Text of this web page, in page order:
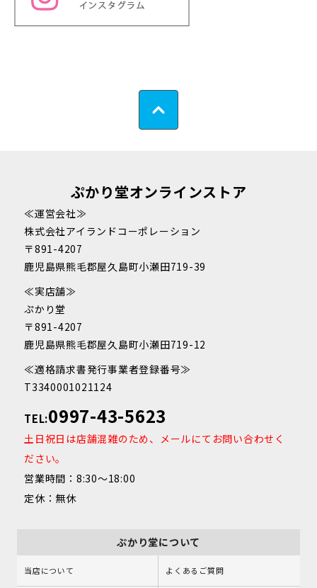
ぷかり堂オンラインストア
≪運営会社≫
株式会社アイランドコーポレーション
〒891-4207
鹿児島県熊毛郡屋久島町小瀬田719-39
≪実店舗≫
ぷかり堂
〒891-4207
鹿児島県熊毛郡屋久島町小瀬田719-12
≪適格請求書発行事業者登録番号≫
T3340001021124
TEL:0997-43-5623
土日祝日は店舗混雑のため、メールにてお問い合わせく
ださい。
営業時間：8:30～18:00
定休：無休
ぷかり堂について
当店について よくあるご質問